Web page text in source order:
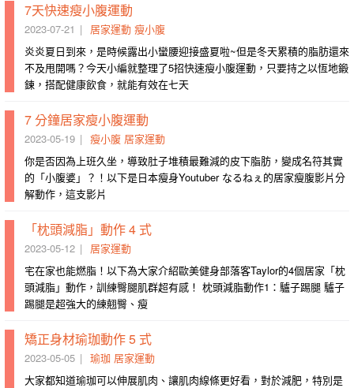
7天快速瘦小腹運動
2023-07-21 居家運動 瘦小腹
炎炎夏日到來，是時候露出小蠻腰迎接盛夏啦~但是冬天累積的脂肪還來
不及甩開嗎？今天小編就整理了5招快速瘦小腹運動，只要持之以恆地鍛
鍊，搭配健康飲食，就能有效在七天
7 分鐘居家瘦小腹運動
2023-05-19 瘦小腹 居家運動
你是否因為上班久坐，導致肚子堆積最難減的皮下脂肪，變成名符其實
的「小腹婆」？！以下是日本瘦身Youtuber なるねぇ的居家瘦腹影片分
解動作，這支影片
「枕頭減脂」動作 4 式
2023-05-12
居家運動
宅在家也能燃脂！以下為大家介紹歐美健身部落客Taylor的4個居家「枕
頭減脂」動作，訓練臀腿肌群超有感！ 枕頭減脂動作1：驢子踢腿 驢子
踢腿是超強大的練翹臀、瘦
矯正身材瑜珈動作 5 式
2023-05-05 瑜珈 居家運動
大家都知道瑜珈可以伸展肌肉、讓肌肉線條更好看，對於減肥，特別是